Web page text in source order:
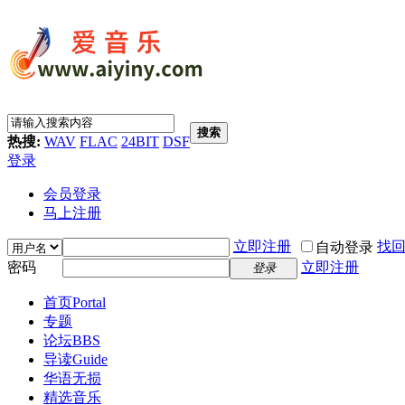
热搜: WAV FLAC 24BIT DSF
搜索
登录
会员登录
马上注册
立即注册 自动登录 找
密码
登录 立即注册
首页Portal
专题
论坛BBS
导读Guide
华语无损
精选音乐